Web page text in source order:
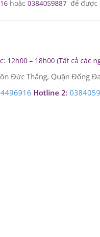
hoặc 0384059887để được
12h00 – 18h00 (Tất cả các
Đức Thắng, Quận Đống
Hotline 2: